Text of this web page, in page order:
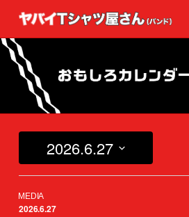
2026.6.27
を
選
2026.6.27